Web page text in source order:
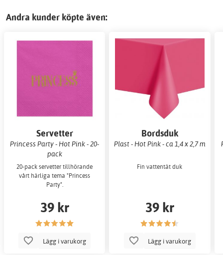
Andra kunder köpte även:
Servetter
Princess Party - Hot Pink - 20-
pack
20-pack servetter tillhörande
vårt härliga tema "Princess
Party".
39 kr
Lägg i varukorg
Bordsduk
Plast - Hot Pink - ca 1,4 x 2,7 m
Fin vattentät duk
39 kr
Lägg i varukorg